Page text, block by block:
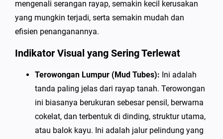
mengenali serangan rayap, semakin kecil kerusakan
yang mungkin terjadi, serta semakin mudah dan
efisien penanganannya.
Indikator Visual yang Sering Terlewat
Terowongan Lumpur (Mud Tubes): Ini adalah
tanda paling jelas dari rayap tanah. Terowongan
ini biasanya berukuran sebesar pensil, berwarna
cokelat, dan terbentuk di dinding, struktur utama,
atau balok kayu. Ini adalah jalur pelindung yang